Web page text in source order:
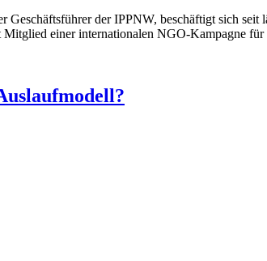
der IPPNW, beschäftigt sich
einer internationalen NGO-Kampagne